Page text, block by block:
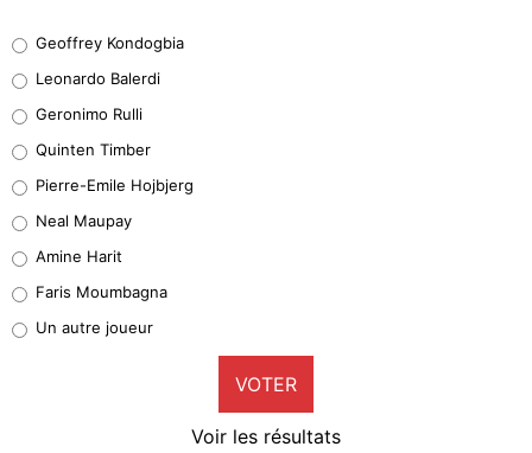
38%
32%
5%
1%
8%
Geoffrey Kondogbia
Leonardo Balerdi
Geronimo Rulli
Quinten Timber
Pierre-Emile Hojbjerg
Neal Maupay
Amine Harit
Faris Moumbagna
Un autre joueur
VOTER
Voir les résultats